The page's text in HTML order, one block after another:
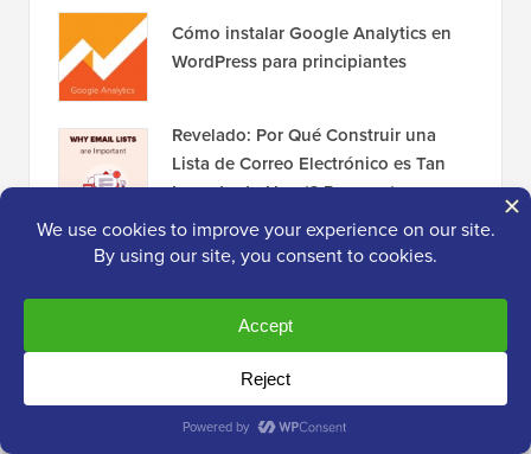
Cómo instalar Google Analytics en
WordPress para principiantes
Revelado: Por Qué Construir una
Lista de Correo Electrónico es Tan
Importante Hoy (6 Razones)
13 cosas que DEBES hacer antes de
cambiar temas de WordPress
Divulgación:Nuestro contenido es compatible con el
lector. Esto significa que si haces clic en algunos de